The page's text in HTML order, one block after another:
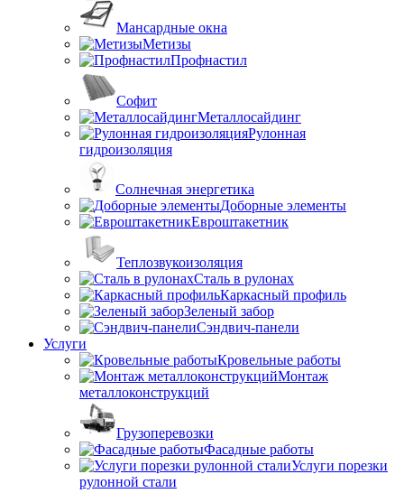
Мансардные окна
Метизы
Профнастил
Софит
Металлосайдинг
Рулонная
гидроизоляция
Солнечная энергетика
Доборные элементы
Евроштакетник
Теплозвукоизоляция
Сталь в рулонах
Каркасный профиль
Зеленый забор
Сэндвич-панели
Услуги
Кровельные работы
Монтаж
металлоконструкций
Грузоперевозки
Фасадные работы
Услуги порезки
рулонной стали